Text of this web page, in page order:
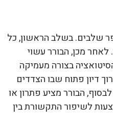
שלבים. בשלב הראשון, כל
מכן, הבורר עשוי
בצורה מעמיקה
דיון פתוח שבו הצדדים
הבורר מציע פתרון או
לשיפור התקשורת בין